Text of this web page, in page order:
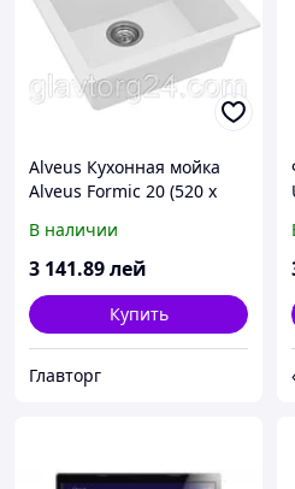
Alveus Кухонная мойка
Alveus Formic 20 (520 x
pearl(1103750)
В наличии
3 141.89лей
Купить
Главторг